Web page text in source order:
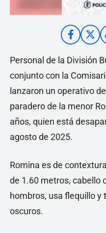
Personal de la División
conjunto con la
lanzaron un operativo
paradero de la menor
años, quien está
agosto de 2025.
Romina es de
de 1.60 metros, cabello
hombros, usa flequillo y
oscuros.